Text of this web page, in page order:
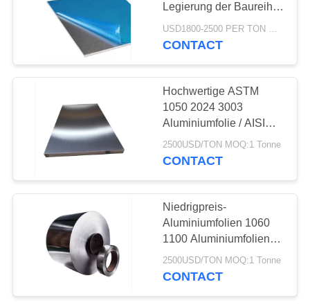
Legierung der Baureihe
3000 3003 3105
Aluminiumblechen
USD1800-2500 PER TON MOQ:3 Tonnen
CONTACT
Hochwertige ASTM
1050 2024 3003
Aluminiumfolie / AISI
5083 6061 7075
Aluminiumplatte
2500USD/TON MOQ:1 Tonne
CONTACT
Niedrigpreis-
Aluminiumfolien 1060
1100 Aluminiumfolien
Rollen Farbbeschichtete
Aluminiumfolien
2500USD/TON MOQ:1 Tonne
CONTACT